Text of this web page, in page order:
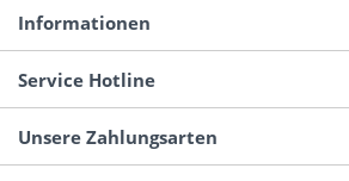
Informationen
Service Hotline
Unsere Zahlungsarten